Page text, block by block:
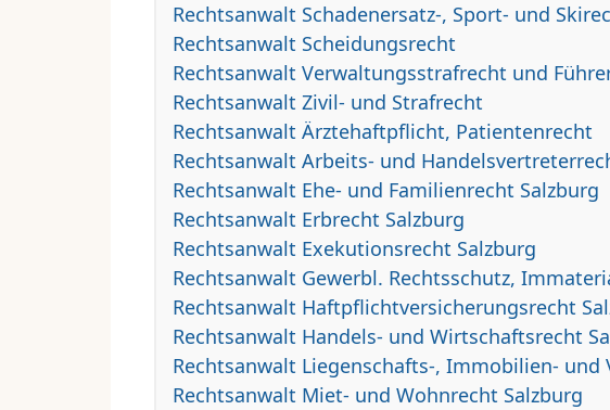
Rechtsanwalt Schadenersatz-, Sport- und
Rechtsanwalt Scheidungsrecht
Rechtsanwalt Verwaltungsstrafrecht und
Rechtsanwalt Zivil- und Strafrecht
Rechtsanwalt Ärztehaftpflicht, Patientenrecht
Rechtsanwalt Arbeits- und
Rechtsanwalt Ehe- und Familienrecht Salzburg
Rechtsanwalt Erbrecht Salzburg
Rechtsanwalt Exekutionsrecht Salzburg
Rechtsanwalt Gewerbl. Rechtsschutz,
Rechtsanwalt Haftpflichtversicherungsrecht
Rechtsanwalt Handels- und Wirtschaftsrecht
Rechtsanwalt Liegenschafts-, Immobilien- und
Rechtsanwalt Miet- und Wohnrecht Salzburg